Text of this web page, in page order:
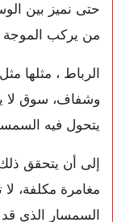
حتى نميز بين
من يركب الموجة
الرباط ، مثلها
وشفاف، سوق لا
يتحول فيه
إلى أن يتحقق
مغامرة مكلفة، لا
السمسار الذي